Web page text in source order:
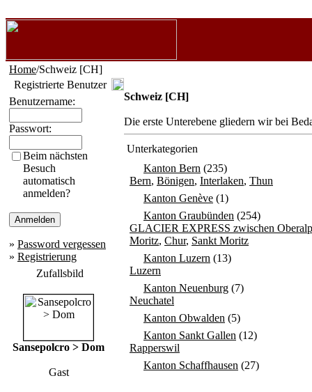
Home/Schweiz [CH]
Registrierte Benutzer
Benutzername:
Passwort:
Beim nächsten
Besuch
automatisch
anmelden?
» Password vergessen
» Registrierung
Zufallsbild
Sansepolcro > Dom
Gast
Schweiz [CH]
Die erste Unterebene gliedern wir bei
Unterkategorien
Kanton Bern (235)
Bern, Bönigen, Interlaken, Thun
Kanton Genève (1)
Kanton Graubünden (254)
GLACIER EXPRESS zwischen
Moritz, Chur, Sankt Moritz
Kanton Luzern (13)
Luzern
Kanton Neuenburg (7)
Neuchatel
Kanton Obwalden (5)
Kanton Sankt Gallen (12)
Rapperswil
Kanton Schaffhausen (27)